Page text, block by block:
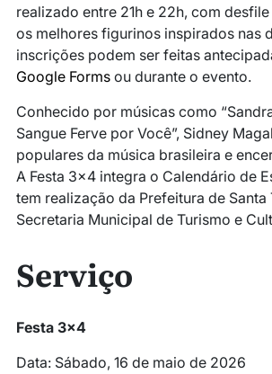
realizado entre 21h e 22h, com
os melhores figurinos inspirados nas
inscrições podem ser feitas
Google Formsou durante o evento.
Conhecido por músicas como
Sangue Ferve por Você”, Sidney
populares da música brasileira e
A Festa 3×4 integra o Calendário de
tem realização da Prefeitura de Santa
Secretaria Municipal de Turismo e
Serviço
Festa 3×4
Data: Sábado, 16 de maio de 2026